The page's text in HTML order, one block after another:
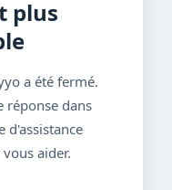
plus
a été fermé.
réponse dans
d'assistance
aider.